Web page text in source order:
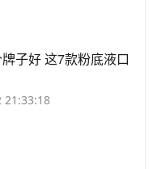
子好 这7款粉底液口
21:33:18